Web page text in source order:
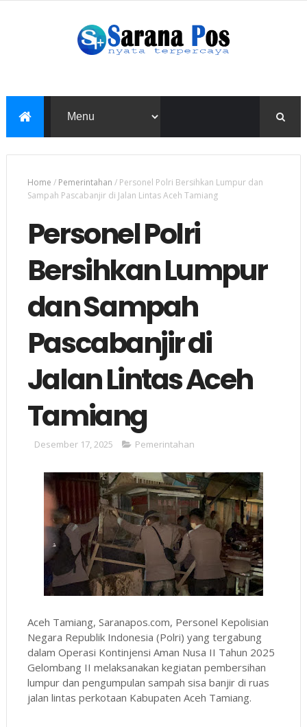
Home / Pemerintahan / Personel Polri Bersihkan Lumpur dan
Sampah Pascabanjir di Jalan Lintas Aceh Tamiang
Personel Polri
Bersihkan Lumpur
dan Sampah
Pascabanjir di
Jalan Lintas Aceh
Tamiang
Desember 17, 2025 Pemerintahan
Aceh Tamiang, Saranapos.com, Personel Kepolisian
Negara Republik Indonesia (Polri) yang tergabung
dalam Operasi Kontinjensi Aman Nusa II Tahun 2025
Gelombang II melaksanakan kegiatan pembersihan
lumpur dan pengumpulan sampah sisa banjir di ruas
jalan lintas perkotaan Kabupaten Aceh Tamiang.